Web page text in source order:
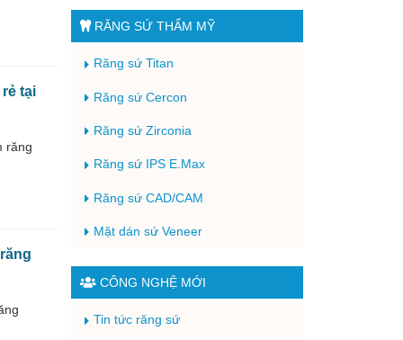
tại
răng
RĂNG SỨ THẨM MỸ
Răng sứ Titan
Răng sứ Cercon
Răng sứ Zirconia
Răng sứ IPS E.Max
Răng sứ CAD/CAM
Mặt dán sứ Veneer
CÔNG NGHỆ MỚI
Tin tức răng sứ